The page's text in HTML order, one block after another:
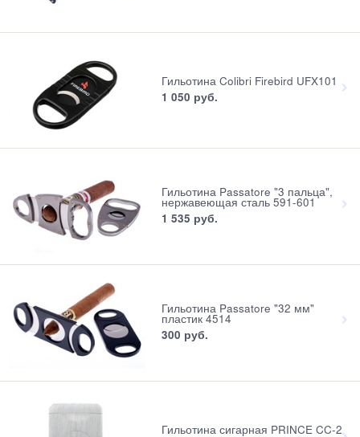
Гильотина Colibri Firebird UFX101
1 050 руб.
Гильотина Passatore "3 пальца",
нержавеющая сталь 591-601
1 535 руб.
Гильотина Passatore "32 мм"
пластик 4514
300 руб.
Гильотина сигарная PRINCE CC-2